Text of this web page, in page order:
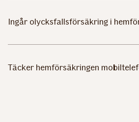
Ingår olycksfallsförsäkring i
Täcker hemförsäkringen